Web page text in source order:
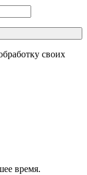
своих
время.